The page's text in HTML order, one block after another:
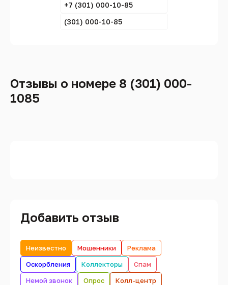
+7 (301) 000-10-85
(301) 000-10-85
Отзывы о номере 8 (301) 000-
1085
Добавить отзыв
Неизвестно Мошенники
Реклама
Оскорбления
Коллекторы
Спам
Немой звонок
Опрос
Колл-центр